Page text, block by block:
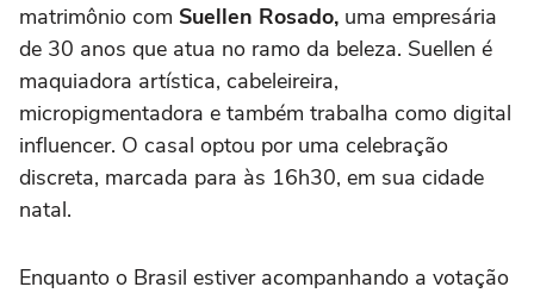
matrimônio com Suellen Rosado, uma empresária
de 30 anos que atua no ramo da beleza. Suellen é
maquiadora artística, cabeleireira,
micropigmentadora e também trabalha como digital
influencer. O casal optou por uma celebração
discreta, marcada para às 16h30, em sua cidade
natal.
Enquanto o Brasil estiver acompanhando a votação